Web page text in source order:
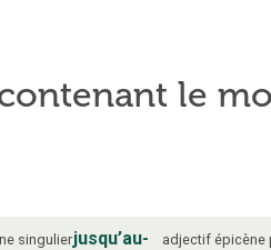
le
singulierjusqu’au-
adjectif épicène